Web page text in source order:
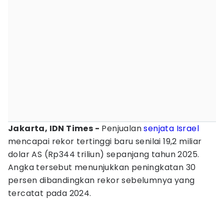
Jakarta, IDN Times - Penjualansenjata Israel
mencapai rekor tertinggi baru senilai 19,2 miliar
dolar AS (Rp344 triliun) sepanjang tahun 2025.
Angka tersebut menunjukkan peningkatan 30
persen dibandingkan rekor sebelumnya yang
tercatat pada 2024.